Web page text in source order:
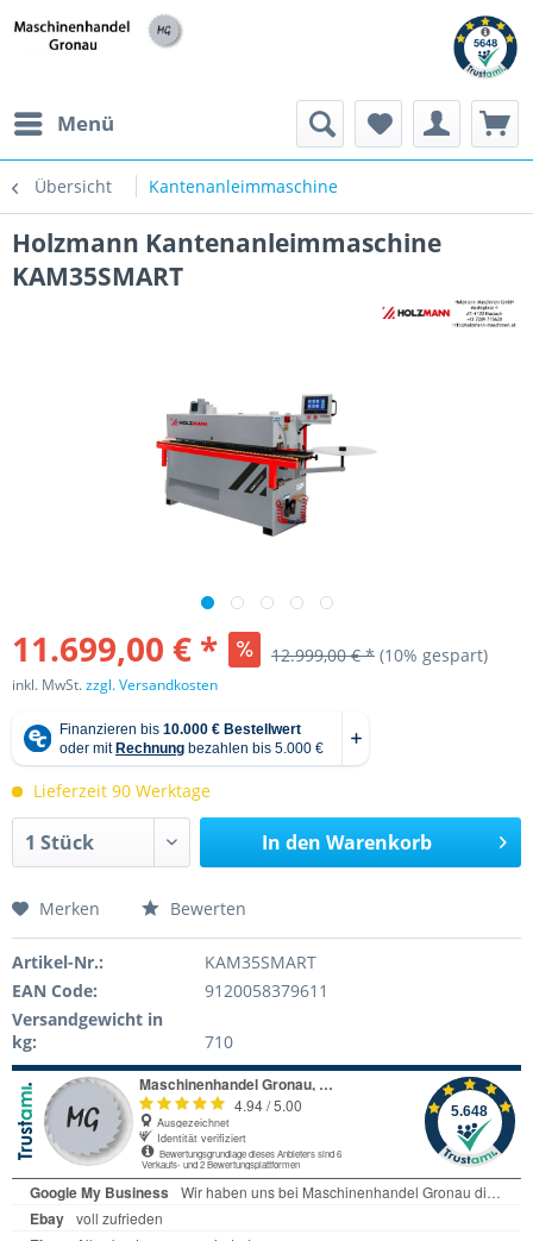
Menü
Übersicht Kantenanleimmaschine
Holzmann Kantenanleimmaschine
KAM35SMART
11.699,00 € * 12.999,00 € * (10% gespart)
inkl. MwSt.zzgl. Versandkosten
Lieferzeit 90 Werktage
In den Warenkorb
Merken Bewerten
Artikel-Nr.:
KAM35SMART
EAN Code:
9120058379611
Versandgewicht in
kg:
710